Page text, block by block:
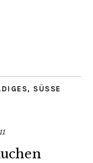
, SÜSSE K